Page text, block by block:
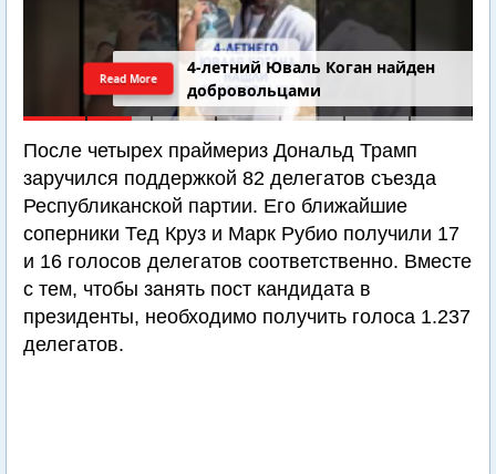
4-летний Юваль Коган найден
добровольцами
Read More
После четырех праймериз Дональд Трамп
заручился поддержкой 82 делегатов съезда
Республиканской партии. Его ближайшие
соперники Тед Круз и Марк Рубио получили 17
и 16 голосов делегатов соответственно. Вместе
с тем, чтобы занять пост кандидата в
президенты, необходимо получить голоса 1.237
делегатов.